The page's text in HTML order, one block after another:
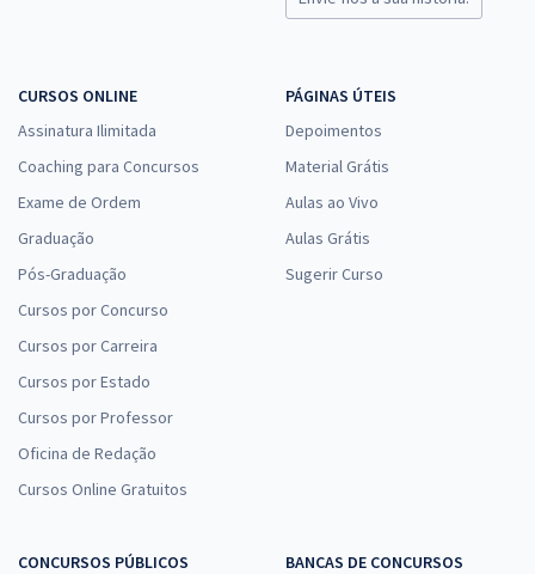
CURSOS ONLINE
Assinatura Ilimitada
Coaching para Concursos
Exame de Ordem
Graduação
Pós-Graduação
Cursos por Concurso
Cursos por Carreira
Cursos por Estado
Cursos por Professor
Oficina de Redação
Cursos Online Gratuitos
PÁGINAS ÚTEIS
Depoimentos
Material Grátis
Aulas ao Vivo
Aulas Grátis
Sugerir Curso
CONCURSOS PÚBLICOS
BANCAS DE CONCURSOS